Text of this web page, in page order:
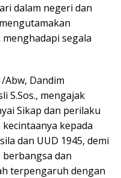
dalam negeri dan
segala
Abw, Dandim
S.Sos., mengajak
Sikap dan perilaku
kepada
dan UUD 1945, demi
dan
terpengaruh dengan